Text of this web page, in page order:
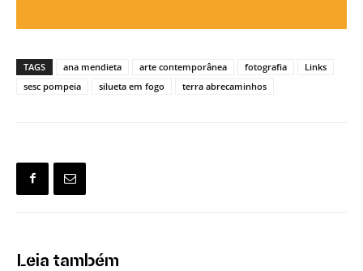
TAGS ana mendieta arte contemporânea fotografia
Links
sesc pompeia
silueta em fogo terra abrecaminhos
Leia também